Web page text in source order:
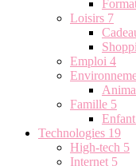
Loisirs 7
Emploi 4
Famille 5
Technologies 19
High-tech 5
Internet 5